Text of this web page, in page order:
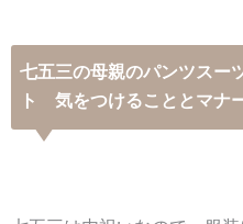
七五三の母親のパンツスー
ト 気をつけることとマナ